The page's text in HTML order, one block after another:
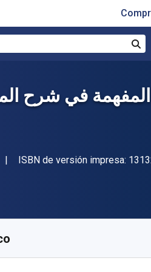
في شرح
ISBN de versión impresa: